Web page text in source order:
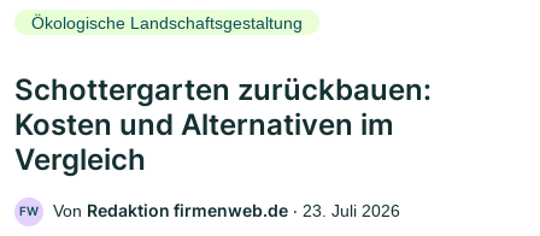
Ökologische Landschaftsgestaltung
Schottergarten zurückbauen:
Kosten und Alternativen im
Vergleich
FW Von Redaktion firmenweb.de ‧ 23. Juli 2026